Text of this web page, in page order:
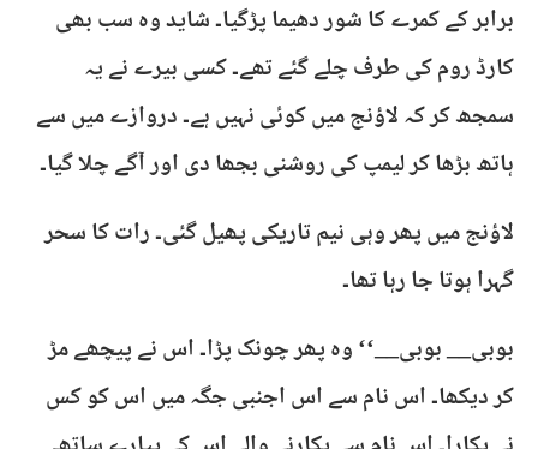
برابر کے کمرے کا شور دھیما پڑگیا۔ شاید وہ سب بھی
کارڈ روم کی طرف چلے گئے تھے۔ کسی بیرے نے یہ
سمجھ کر کہ لاؤنج میں کوئی نہیں ہے۔ دروازے میں سے
ہاتھ بڑھا کر لیمپ کی روشنی بجھا دی اور آگے چلا گیا۔
لاؤنج میں پھر وہی نیم تاریکی پھیل گئی۔ رات کا سحر
گہرا ہوتا جا رہا تھا۔
بوبی__ بوبی__‘‘ وہ پھر چونک پڑا۔ اس نے پیچھے مڑ
کر دیکھا۔ اس نام سے اس اجنبی جگہ میں اس کو کس